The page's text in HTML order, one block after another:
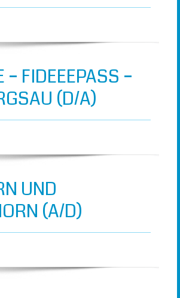
– FIDEEEPASS –
(D/A)
UND
(A/D)